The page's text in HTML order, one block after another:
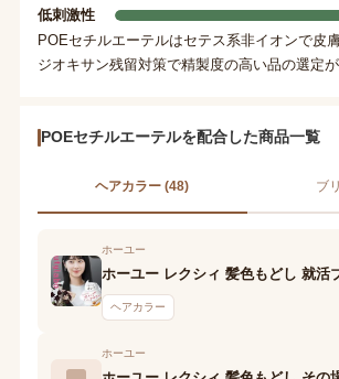
低刺激性
POEセチルエーテルはセテス系非イオンで皮
ジオキサン残留対策で精製度の高い品の選定が
POEセチルエーテルを配合した商品一覧
ヘアカラー (48) ブ
ホーユー
ホーユー レクシィ 髪色もどし 就活
ヘアカラー
ホーユー